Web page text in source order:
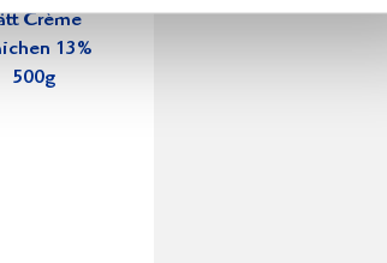
Crème
13%
500g